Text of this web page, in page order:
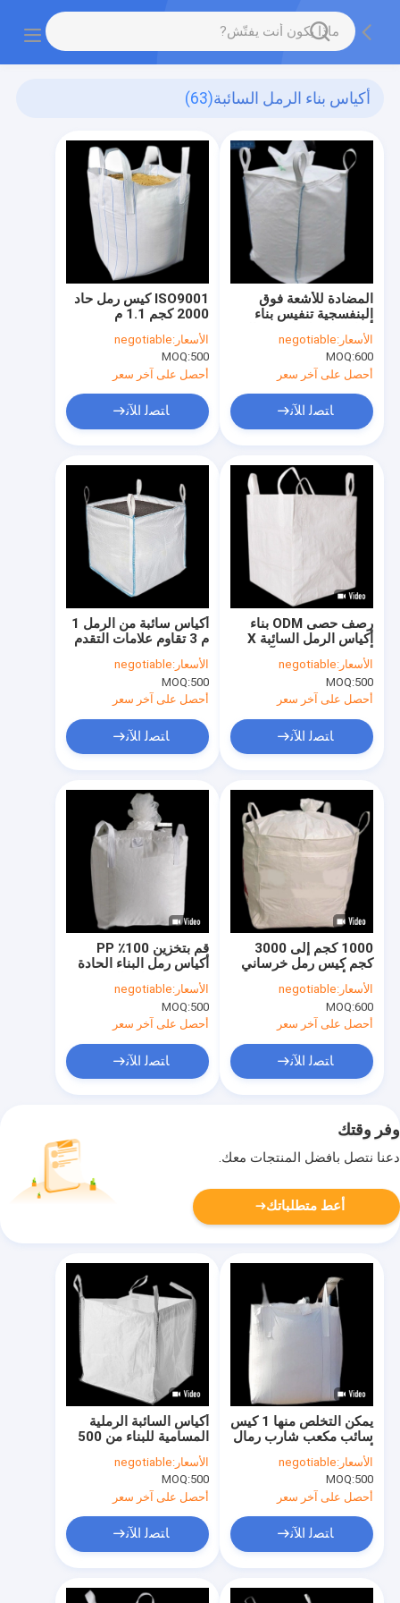
أكياس بناء الرمل السائبة(63)
ISO9001 كيس رمل حاد
2000 كجم 1.1 م
الأسعار:negotiable
MOQ:500
أحصل على آخر سعر
ﺎﺘﺼﻟ ﺍﻶﻧ
المضادة للأشعة فوق
البنفسجية تنفيس بناء
أكياس الرمل السائبة التي
يعاد استخدامها ODM
الأسعار:negotiable
MOQ:600
أحصل على آخر سعر
ﺎﺘﺼﻟ ﺍﻶﻧ
أكياس سائبة من الرمل 1
م 3 تقاوم علامات التقدم
في السن
الأسعار:negotiable
MOQ:500
أحصل على آخر سعر
ﺎﺘﺼﻟ ﺍﻶﻧ
رصف حصى ODM بناء
أكياس الرمل السائبة X
أسفل المضادة للتآكل
الأسعار:negotiable
MOQ:500
أحصل على آخر سعر
ﺎﺘﺼﻟ ﺍﻶﻧ
قم بتخزين 100٪ PP
أكياس رمل البناء الحادة
1.5 طن لإعادة التدوير
الأسعار:negotiable
MOQ:500
أحصل على آخر سعر
ﺎﺘﺼﻟ ﺍﻶﻧ
1000 كجم إلى 3000
كجم كيس رمل خرساني
مرن أسفل مربع IBC
الأسعار:negotiable
MOQ:600
أحصل على آخر سعر
ﺎﺘﺼﻟ ﺍﻶﻧ
وفر وقتك
دعنا نتصل بأفضل المنتجات معك.
أعط متطلباتك
أكياس السائبة الرملية
المسامية للبناء من 500
كجم إلى 3000 كجم
الأسعار:negotiable
MOQ:500
أحصل على آخر سعر
ﺎﺘﺼﻟ ﺍﻶﻧ
يمكن التخلص منها 1 كيس
سائب مكعب شارب رمال
أسفل متوازي SF5: 1
الأسعار:negotiable
MOQ:500
أحصل على آخر سعر
ﺎﺘﺼﻟ ﺍﻶﻧ